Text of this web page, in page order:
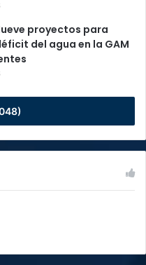
proyectos para
del agua en la GAM